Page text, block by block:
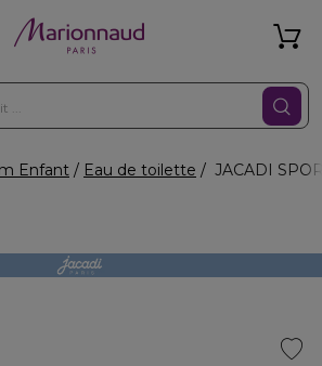
Enfant Eau de toilette JACADI